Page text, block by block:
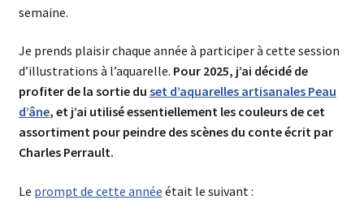
semaine.
Je prends plaisir chaque année à participer à cette session
d’illustrations à l’aquarelle. Pour 2025, j’ai décidé de
profiter de la sortie du set d’aquarelles artisanales Peau
d’âne, et j’ai utilisé essentiellement les couleurs de cet
assortiment pour peindre des scènes du conte écrit par
Charles Perrault.
Le prompt de cette année était le suivant :